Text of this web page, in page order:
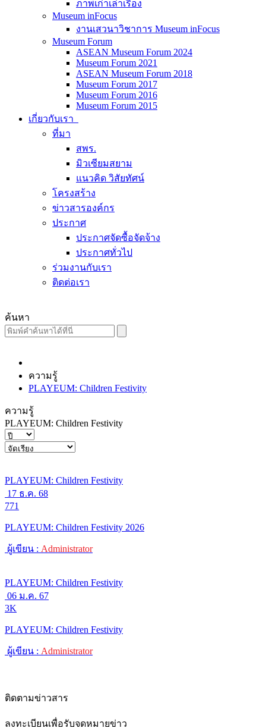
ภาพเก่าเล่าเรื่อง
Museum inFocus
งานเสวนาวิชาการ Museum inFocus
Museum Forum
ASEAN Museum Forum 2024
Museum Forum 2021
ASEAN Museum Forum 2018
Museum Forum 2017
Museum Forum 2016
Museum Forum 2015
เกี่ยวกับเรา
ที่มา
สพร.
มิวเซียมสยาม
แนวคิด วิสัยทัศน์
โครงสร้าง
ข่าวสารองค์กร
ประกาศ
ประกาศจัดซื้อจัดจ้าง
ประกาศทั่วไป
ร่วมงานกับเรา
ติดต่อเรา
ค้นหา
ความรู้
PLAYEUM: Children Festivity
ความรู้
PLAYEUM: Children Festivity
PLAYEUM: Children Festivity
17 ธ.ค. 68
771
PLAYEUM: Children Festivity 2026
ผู้เขียน : Administrator
PLAYEUM: Children Festivity
06 ม.ค. 67
3K
PLAYEUM: Children Festivity
ผู้เขียน : Administrator
ติดตามข่าวสาร
ลงทะเบียนเพื่อรับจดหมายข่าว